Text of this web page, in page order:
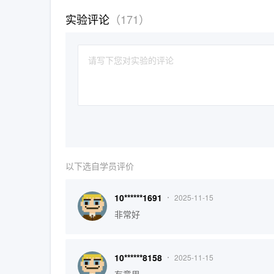
实验评论 （171）
以下选自学员评价
10******1691 2025-11-15
非常好
10******8158 2025-11-15